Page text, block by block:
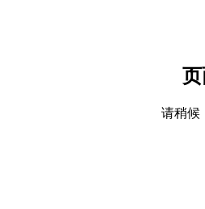
请稍候